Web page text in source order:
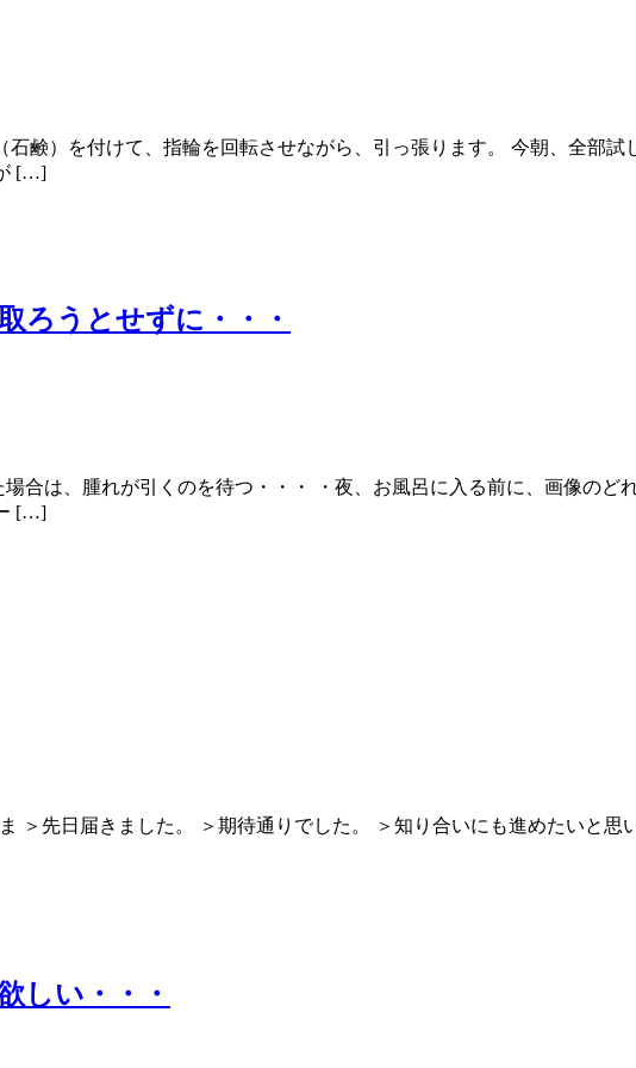
鹸）を付けて、指輪を回転させながら、引っ張ります。 今朝、全部
[…]
ろうとせずに・・・
合は、腫れが引くのを待つ・・・ ・夜、お風呂に入る前に、画像の
[…]
先日届きました。 ＞期待通りでした。 ＞知り合いにも進めたいと思
しい・・・